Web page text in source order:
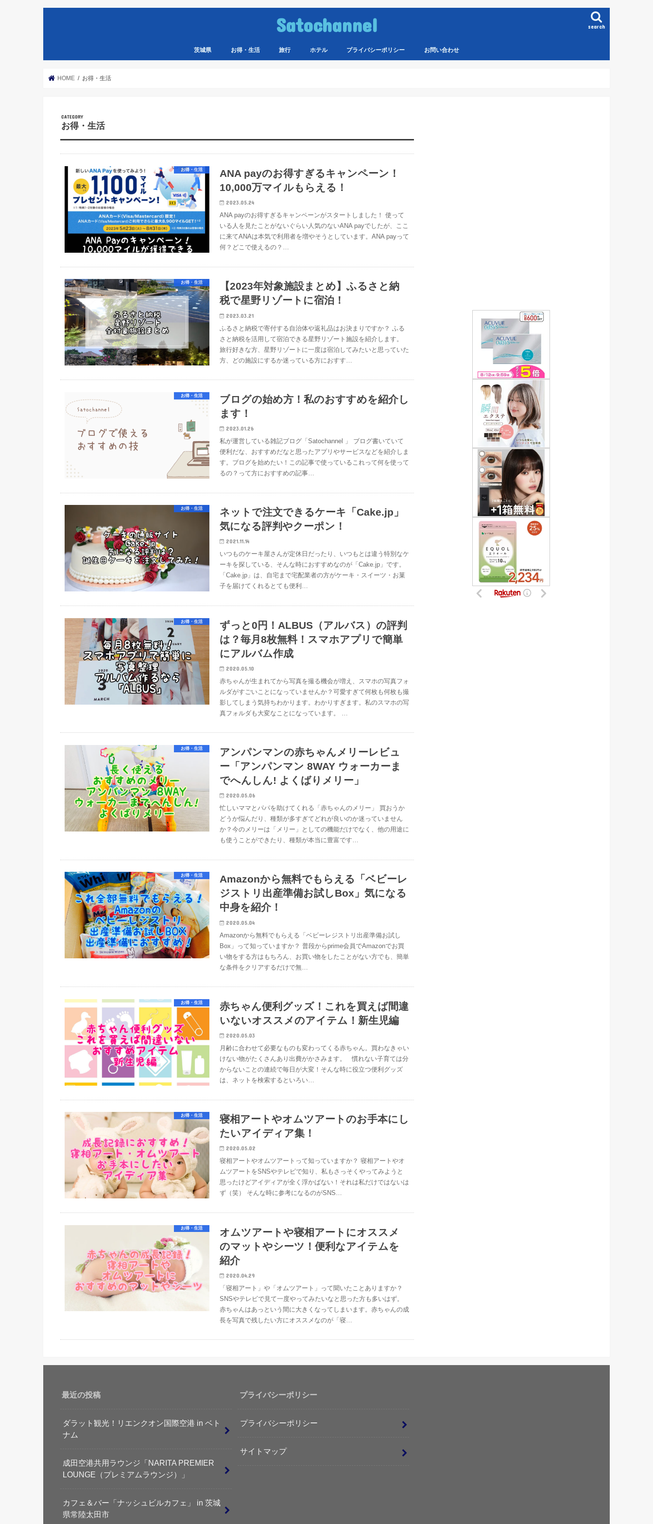
Satochannel search
茨城県 お得・生活 旅行 ホテル プライバシーポリシー お問い合わせ
HOME お得・生活
お得・生活
お得・生活
ANA payのお得すぎるキャンペーン！
10,000万マイルもらえる！
2023.05.24
ANA payのお得すぎるキャンペーンがスタートしました！ 使って
いる人を見たことがないぐらい人気のないANA payでしたが、ここ
に来てANAは本気で利用者を増やそうとしています。ANA payって
何？どこで使えるの？…
お得・生活
【2023年対象施設まとめ】ふるさと納
税で星野リゾートに宿泊！
2023.03.21
ふるさと納税で寄付する自治体や返礼品はお決まりですか？ ふる
さと納税を活用して宿泊できる星野リゾート施設を紹介します。
旅行好きな方、星野リゾートに一度は宿泊してみたいと思っていた
方、どの施設にするか迷っている方におすす…
お得・生活
ブログの始め方！私のおすすめを紹介し
ます！
2023.01.26
私が運営している雑記ブログ「Satochannel 」 ブログ書いていて
便利だな、おすすめだなと思ったアプリやサービスなどを紹介しま
す。ブログを始めたい！この記事で使っているこれって何を使って
るの？って方におすすめの記事…
お得・生活
ネットで注文できるケーキ「Cake.jp」
気になる評判やクーポン！
2021.11.14
いつものケーキ屋さんが定休日だったり、いつもとは違う特別なケ
ーキを探している、そんな時におすすめなのが「Cake.jp」です。
「Cake.jp」は、自宅まで宅配業者の方がケーキ・スイーツ・お菓
子を届けてくれるとても便利…
お得・生活
ずっと0円！ALBUS（アルバス）の評判
は？毎月8枚無料！スマホアプリで簡単
にアルバム作成
2020.05.10
赤ちゃんが生まれてから写真を撮る機会が増え、スマホの写真フォ
ルダがすごいことになっていませんか？可愛すぎて何枚も何枚も撮
影してしまう気持ちわかります。わかりすぎます。私のスマホの写
真フォルダも大変なことになっています。 …
お得・生活
アンパンマンの赤ちゃんメリーレビュ
ー「アンパンマン 8WAY ウォーカーま
でへんしん! よくばりメリー」
2020.05.06
忙しいママとパパを助けてくれる「赤ちゃんのメリー」 買おうか
どうか悩んだり、種類が多すぎてどれが良いのか迷っていません
か？今のメリーは「メリー」としての機能だけでなく、他の用途に
も使うことができたり、種類が本当に豊富です…
お得・生活
Amazonから無料でもらえる「ベビーレ
ジストリ出産準備お試しBox」気になる
中身を紹介！
2020.05.04
Amazonから無料でもらえる「ベビーレジストリ出産準備お試し
Box」って知っていますか？ 普段からprime会員でAmazonでお買
い物をする方はもちろん、お買い物をしたことがない方でも、簡単
な条件をクリアするだけで無…
お得・生活
赤ちゃん便利グッズ！これを買えば間違
いないオススメのアイテム！新生児編
2020.05.03
月齢に合わせて必要なものも変わってくる赤ちゃん。買わなきゃい
けない物がたくさんあり出費がかさみます。 慣れない子育ては分
からないことの連続で毎日が大変！そんな時に役立つ便利グッズ
は、ネットを検索するといろい…
お得・生活
寝相アートやオムツアートのお手本にし
たいアイディア集！
2020.05.02
寝相アートやオムツアートって知っていますか？ 寝相アートやオ
ムツアートをSNSやテレビで知り、私もさっそくやってみようと
思ったけどアイディアが全く浮かばない！それは私だけではないは
ず（笑） そんな時に参考になるのがSNS…
お得・生活
オムツアートや寝相アートにオススメ
のマットやシーツ！便利なアイテムを
紹介
2020.04.29
「寝相アート」や「オムツアート」って聞いたことありますか？
SNSやテレビで見て一度やってみたいなと思った方も多いはず。
赤ちゃんはあっという間に大きくなってしまいます。赤ちゃんの成
長を写真で残したい方にオススメなのが「寝…
最近の投稿
ダラット観光！リエンクオン国際空港 in ベト
ナム
成田空港共用ラウンジ「NARITA PREMIER
LOUNGE（プレミアムラウンジ）」
カフェ＆バー「ナッシュビルカフェ」 in 茨城
県常陸太田市
プライバシーポリシー
プライバシーポリシー
サイトマップ